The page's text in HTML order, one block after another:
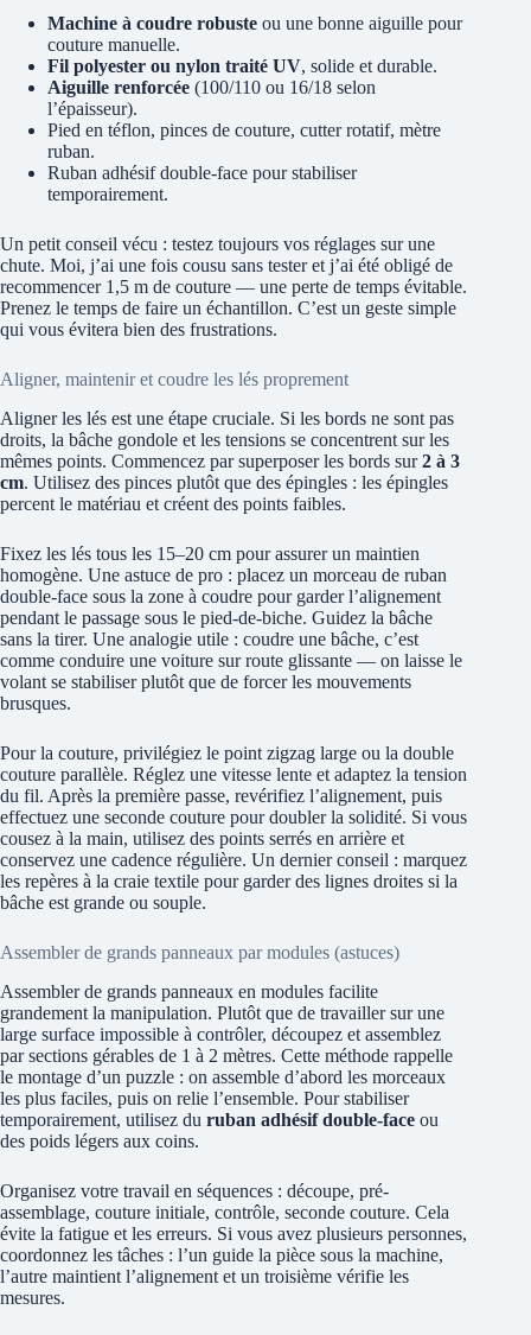
Machine à coudre robuste ou une bonne aiguille pour
couture manuelle.
Fil polyester ou nylon traité UV, solide et durable.
Aiguille renforcée (100/110 ou 16/18 selon
l’épaisseur).
Pied en téflon, pinces de couture, cutter rotatif, mètre
ruban.
Ruban adhésif double-face pour stabiliser
temporairement.
Un petit conseil vécu : testez toujours vos réglages sur une
chute. Moi, j’ai une fois cousu sans tester et j’ai été obligé de
recommencer 1,5 m de couture — une perte de temps évitable.
Prenez le temps de faire un échantillon. C’est un geste simple
qui vous évitera bien des frustrations.
Aligner, maintenir et coudre les lés proprement
Aligner les lés est une étape cruciale. Si les bords ne sont pas
droits, la bâche gondole et les tensions se concentrent sur les
mêmes points. Commencez par superposer les bords sur2 à 3
cm. Utilisez des pinces plutôt que des épingles : les épingles
percent le matériau et créent des points faibles.
Fixez les lés tous les 15–20 cm pour assurer un maintien
homogène. Une astuce de pro : placez un morceau de ruban
double-face sous la zone à coudre pour garder l’alignement
pendant le passage sous le pied-de-biche. Guidez la bâche
sans la tirer. Une analogie utile : coudre une bâche, c’est
comme conduire une voiture sur route glissante — on laisse le
volant se stabiliser plutôt que de forcer les mouvements
brusques.
Pour la couture, privilégiez le point zigzag large ou la double
couture parallèle. Réglez une vitesse lente et adaptez la tension
du fil. Après la première passe, revérifiez l’alignement, puis
effectuez une seconde couture pour doubler la solidité. Si vous
cousez à la main, utilisez des points serrés en arrière et
conservez une cadence régulière. Un dernier conseil : marquez
les repères à la craie textile pour garder des lignes droites si la
bâche est grande ou souple.
Assembler de grands panneaux par modules (astuces)
Assembler de grands panneaux en modules facilite
grandement la manipulation. Plutôt que de travailler sur une
large surface impossible à contrôler, découpez et assemblez
par sections gérables de 1 à 2 mètres. Cette méthode rappelle
le montage d’un puzzle : on assemble d’abord les morceaux
les plus faciles, puis on relie l’ensemble. Pour stabiliser
temporairement, utilisez du ruban adhésif double-face ou
des poids légers aux coins.
Organisez votre travail en séquences : découpe, pré-
assemblage, couture initiale, contrôle, seconde couture. Cela
évite la fatigue et les erreurs. Si vous avez plusieurs personnes,
coordonnez les tâches : l’un guide la pièce sous la machine,
l’autre maintient l’alignement et un troisième vérifie les
mesures.